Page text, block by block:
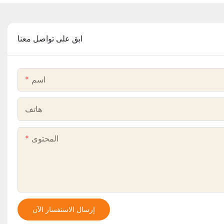
ابق على تواصل معنا
اسم
هاتف
المحتوى
إرسال الاستفسار الآن